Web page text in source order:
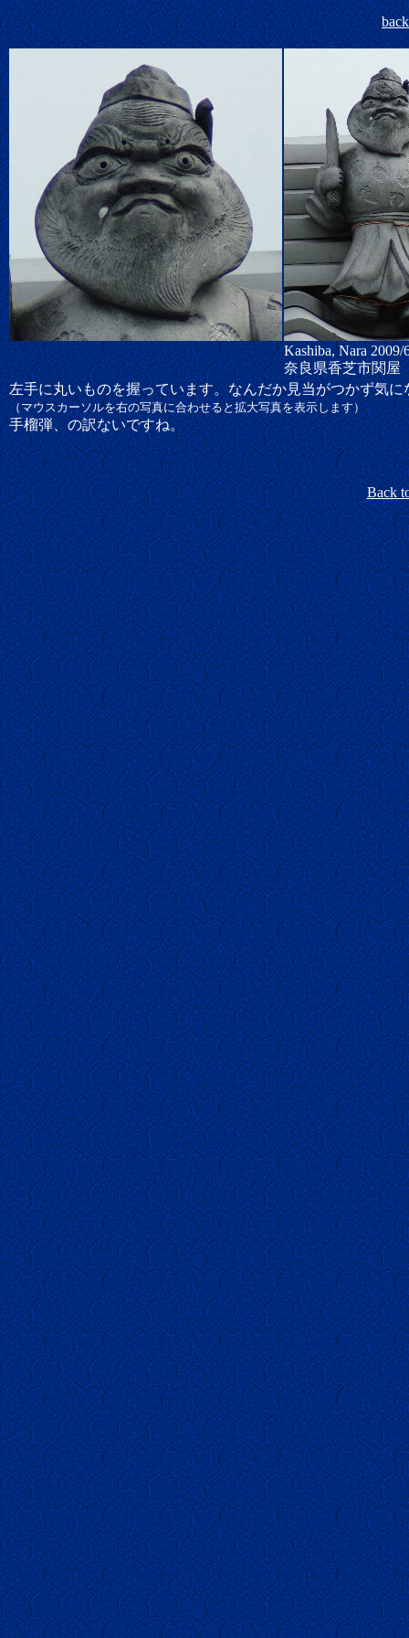
Kashiba, Nara 2009/
奈良県香芝市関屋
左手に丸いものを握っています。なんだか見当がつかず気に
（マウスカーソルを右の写真に合わせると拡大写真を表示します）
手榴弾、の訳ないですね。
Back